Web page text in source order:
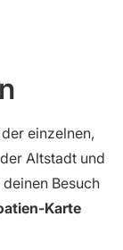
einzelnen,
Altstadt und
Besuch
Karte